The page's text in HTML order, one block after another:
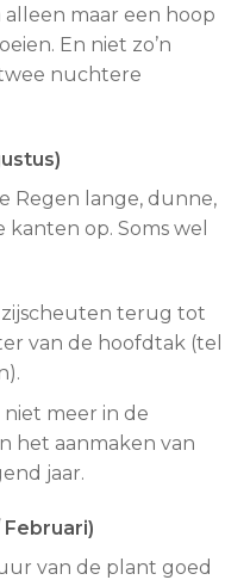
maar een hoop
En niet zo’n
nuchtere
Regen lange, dunne,
op. Soms wel
zijscheuten terug tot
van de hoofdtak (tel
meer in de
het aanmaken van
jaar.
van de plant goed